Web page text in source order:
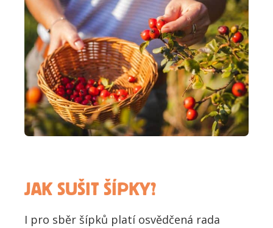
JAK SUŠIT ŠÍPKY?
I pro sběr šípků platí osvědčená rada